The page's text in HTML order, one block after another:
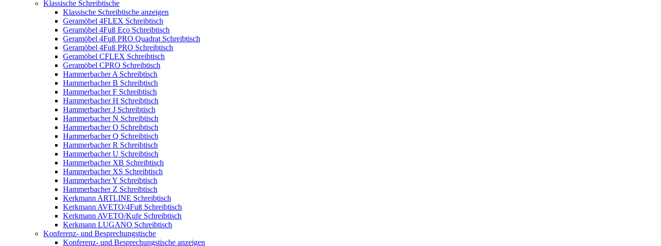
Klassische Schreibtische
Klassische Schreibtische anzeigen
Geramöbel 4FLEX Schreibtisch
Geramöbel 4Fuß Eco Schreibtisch
Geramöbel 4Fuß PRO Quadrat Schreibtisch
Geramöbel 4Fuß PRO Schreibtisch
Geramöbel CFLEX Schreibtisch
Geramöbel CPRO Schreibtisch
Hammerbacher A Schreibtisch
Hammerbacher B Schreibtisch
Hammerbacher F Schreibtisch
Hammerbacher H Schreibtisch
Hammerbacher J Schreibtisch
Hammerbacher N Schreibtisch
Hammerbacher O Schreibtisch
Hammerbacher Q Schreibtisch
Hammerbacher R Schreibtisch
Hammerbacher U Schreibtisch
Hammerbacher XB Schreibtisch
Hammerbacher XS Schreibtisch
Hammerbacher Y Schreibtisch
Hammerbacher Z Schreibtisch
Kerkmann ARTLINE Schreibtisch
Kerkmann AVETO/4Fuß Schreibtisch
Kerkmann AVETO/Kufe Schreibtisch
Kerkmann LUGANO Schreibtisch
Konferenz- und Besprechungstische
Konferenz- und Besprechungstische anzeigen